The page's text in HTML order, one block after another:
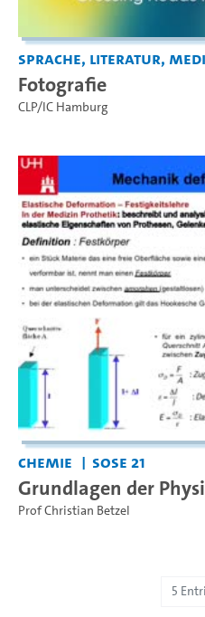
Sprache, Literatur,
Fotografie
CLP/IC Hamburg
Chemie SoSe 21
Grundlagen der
Prof Christian Betzel
5